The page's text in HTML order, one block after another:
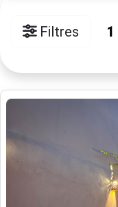
Filtres 1